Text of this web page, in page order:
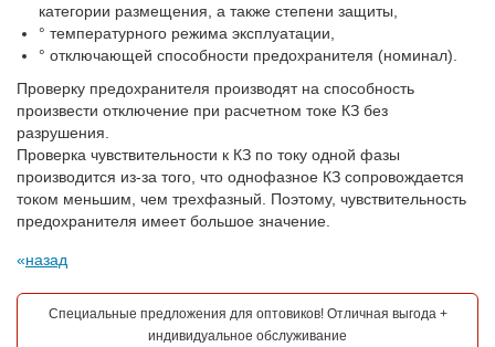
категории размещения, а также степени защиты,
° температурного режима эксплуатации,
° отключающей способности предохранителя (номинал).
Проверку предохранителя производят на способность
произвести отключение при расчетном токе КЗ без
разрушения.
Проверка чувствительности к КЗ по току одной фазы
производится из-за того, что однофазное КЗ сопровождается
током меньшим, чем трехфазный. Поэтому, чувствительность
предохранителя имеет большое значение.
назад
Специальные предложения для оптовиков! Отличная выгода +
индивидуальное обслуживание